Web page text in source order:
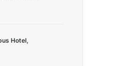
Hotel,